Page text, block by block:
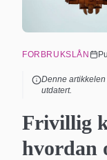
FORBRUKSLÅN
Denne artikkelen
utdatert.
Frivillig
hvordan